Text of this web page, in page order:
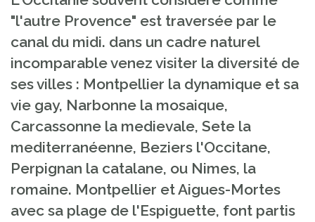
"l'autre Provence" est traversée par le
canal du midi. dans un cadre naturel
incomparable venez visiter la diversité de
ses villes : Montpellier la dynamique et sa
vie gay, Narbonne la mosaique,
Carcassonne la medievale, Sete la
mediterranéenne, Beziers l'Occitane,
Perpignan la catalane, ou Nimes, la
romaine. Montpellier et Aigues-Mortes
avec sa plage de l'Espiguette, font partis